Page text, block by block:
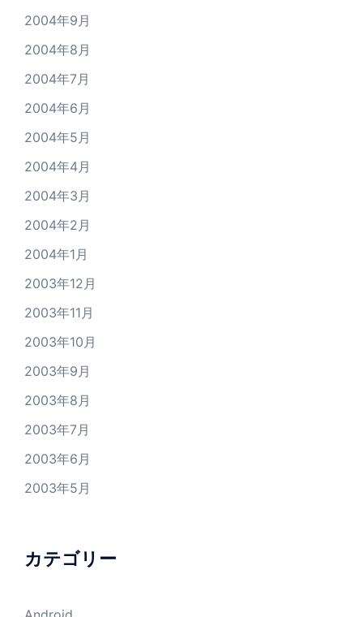
2004年9月
2004年8月
2004年7月
2004年6月
2004年5月
2004年4月
2004年3月
2004年2月
2004年1月
2003年12月
2003年11月
2003年10月
2003年9月
2003年8月
2003年7月
2003年6月
2003年5月
カテゴリー